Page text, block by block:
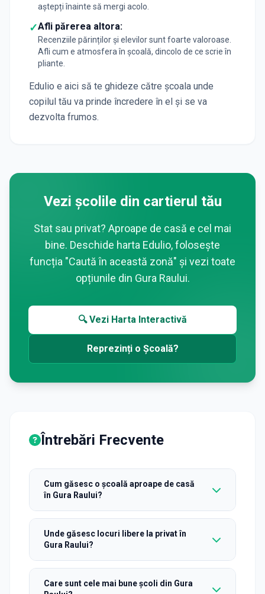
aștepți înainte să mergi acolo.
✓Afli părerea altora:
Recenziile părinților și elevilor sunt foarte valoroase.
Afli cum e atmosfera în școală, dincolo de ce scrie în
pliante.
Edulio e aici să te ghideze către școala unde
copilul tău va prinde încredere în el și se va
dezvolta frumos.
Vezi școlile din cartierul tău
Stat sau privat? Aproape de casă e cel mai
bine. Deschide harta Edulio, folosește
funcția "Caută în această zonă" și vezi toate
opțiunile din Gura Raului.
🔍 Vezi Harta Interactivă
Reprezinți o Școală?
Întrebări Frecvente
Cum găsesc o școală aproape de casă
în Gura Raului?
Unde găsesc locuri libere la privat în
Gura Raului?
Care sunt cele mai bune școli din Gura